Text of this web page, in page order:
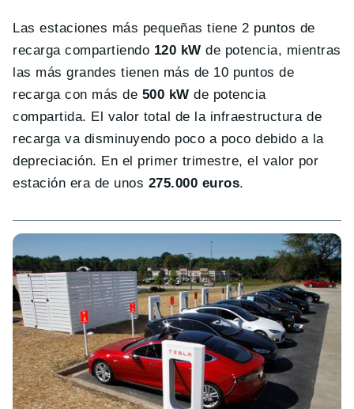
Las estaciones más pequeñas tiene 2 puntos de
recarga compartiendo 120 kW de potencia, mientras
las más grandes tienen más de 10 puntos de
recarga con más de 500 kW de potencia
compartida. El valor total de la infraestructura de
recarga va disminuyendo poco a poco debido a la
depreciación. En el primer trimestre, el valor por
estación era de unos 275.000 euros.